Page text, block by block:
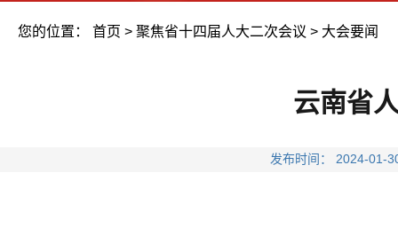
您的位置： 首页 > 聚焦省十四届人大二次会议 > 大会要闻
云南省
发布时间： 2024-